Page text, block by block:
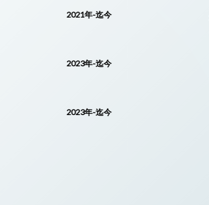
2021年-迄今
2023年-迄今
2023年-迄今